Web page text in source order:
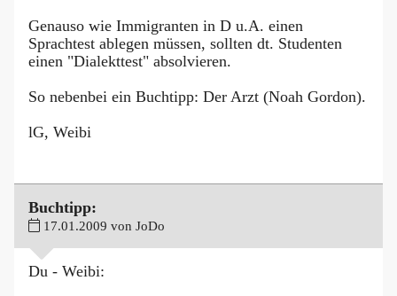
Genauso wie Immigranten in D u.A. einen
Sprachtest ablegen müssen, sollten dt. Studenten
einen "Dialekttest" absolvieren.
So nebenbei ein Buchtipp: Der Arzt (Noah Gordon).
lG, Weibi
Buchtipp:
17.01.2009 von JoDo
Du - Weibi: